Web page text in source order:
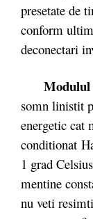
presetate de
conform
deconectari
Modulul
somn linistit
energetic cat
conditionat
1 grad
mentine
nu veti